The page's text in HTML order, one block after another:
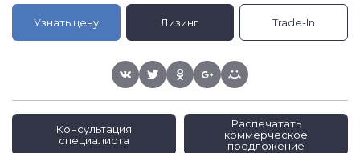
Узнать цену Лизинг Trade-In
Консультация
специалиста
Распечатать
коммерческое
предложение